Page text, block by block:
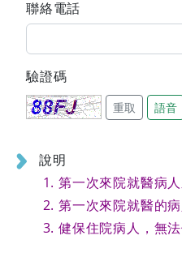
聯絡電話
驗證碼
重取 語音
說明
第一次來院就醫病
第一次來院就醫的
健保住院病人，無